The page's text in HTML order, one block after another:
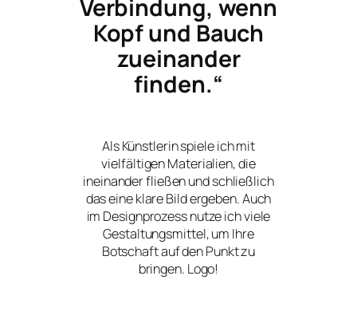
Verbindung, wenn
Kopf und Bauch
zueinander
finden.“
Als Künstlerin spiele ich mit
vielfältigen Materialien, die
ineinander fließen und schließlich
das eine klare Bild ergeben. Auch
im Designprozess nutze ich viele
Gestaltungsmittel, um Ihre
Botschaft auf den Punkt zu
bringen. Logo!